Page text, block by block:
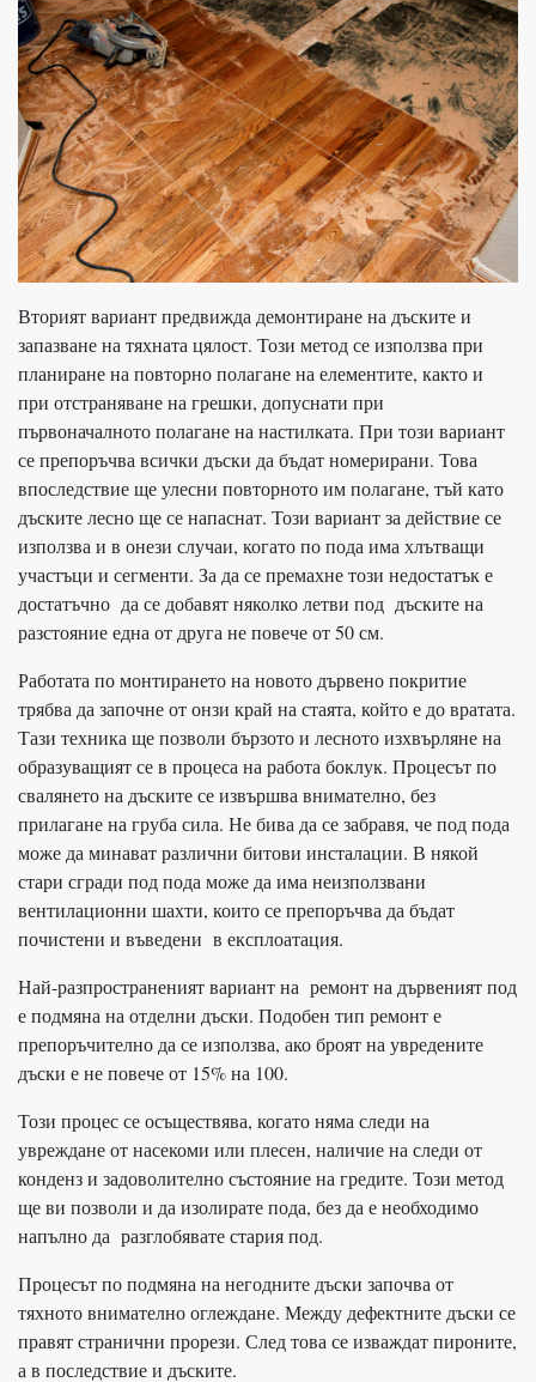
Вторият вариант предвижда демонтиране на дъските и
запазване на тяхната цялост. Този метод се използва при
планиране на повторно полагане на елементите, както и
при отстраняване на грешки, допуснати при
първоначалното полагане на настилката. При този вариант
се препоръчва всички дъски да бъдат номерирани. Това
впоследствие ще улесни повторното им полагане, тъй като
дъските лесно ще се напаснат. Този вариант за действие се
използва и в онези случаи, когато по пода има хлътващи
участъци и сегменти. За да се премахне този недостатък е
достатъчно да се добавят няколко летви под дъските на
разстояние една от друга не повече от 50 см.
Работата по монтирането на новото дървено покритие
трябва да започне от онзи край на стаята, който е до вратата.
Тази техника ще позволи бързото и лесното изхвърляне на
образуващият се в процеса на работа боклук. Процесът по
свалянето на дъските се извършва внимателно, без
прилагане на груба сила. Не бива да се забравя, че под пода
може да минават различни битови инсталации. В някой
стари сгради под пода може да има неизползвани
вентилационни шахти, които се препоръчва да бъдат
почистени и въведени в експлоатация.
Най-разпространеният вариант на ремонт на дървеният под
е подмяна на отделни дъски. Подобен тип ремонт е
препоръчително да се използва, ако броят на увредените
дъски е не повече от 15% на 100.
Този процес се осъществява, когато няма следи на
увреждане от насекоми или плесен, наличие на следи от
конденз и задоволително състояние на гредите. Този метод
ще ви позволи и да изолирате пода, без да е необходимо
напълно да разглобявате стария под.
Процесът по подмяна на негодните дъски започва от
тяхното внимателно оглеждане. Между дефектните дъски се
правят странични прорези. След това се изваждат пироните,
а в последствие и дъските.